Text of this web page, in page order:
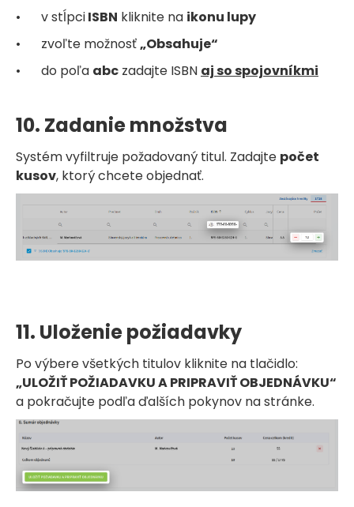
• v stĺpciISBN kliknite na ikonu lupy
•
zvoľte možnosť„Obsahuje“
•
do poľa abc zadajte ISBN aj so spojovníkmi
10. Zadanie množstva
Systém vyfiltruje požadovaný titul. Zadajte počet
kusov, ktorý chcete objednať.
11. Uloženie požiadavky
Po výbere všetkých titulov kliknite na tlačidlo:
„ULOŽIŤ POŽIADAVKU A PRIPRAVIŤ OBJEDNÁVKU“
a pokračujte podľa ďalších pokynov na stránke.